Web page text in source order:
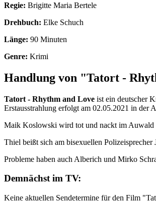
Regie: Brigitte Maria Bertele
Drehbuch: Elke Schuch
Länge: 90 Minuten
Genre: Krimi
Handlung von "Tatort -
Tatort - Rhythm and Love ist ein deutscher
Erstausstrahlung erfolgt am 02.05.2021 in der
Maik Koslowski wird tot und nackt im Auwald
Thiel beißt sich am bisexuellen Polizeisprecher
Probleme haben auch Alberich und Mirko
Demnächst im TV:
Keine aktuellen Sendetermine für den Film